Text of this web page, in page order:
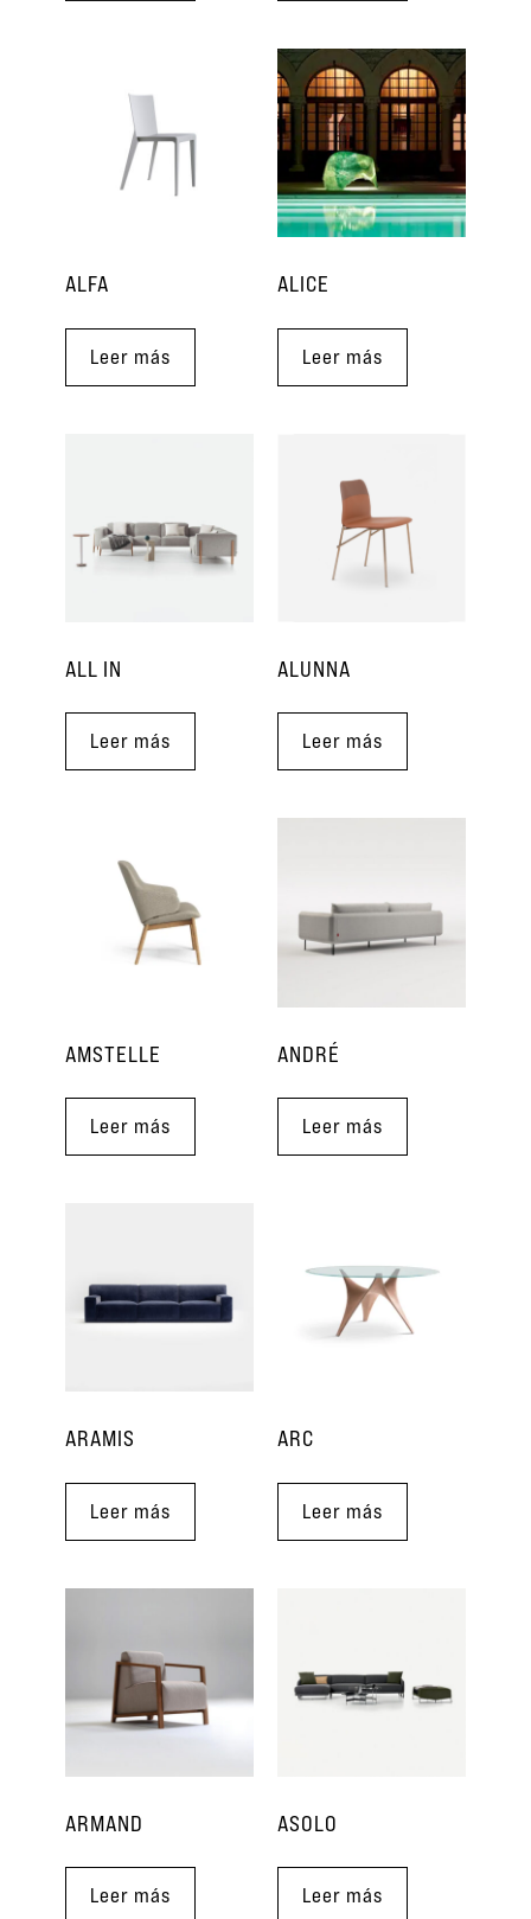
ALFA
Leer más
ALICE
Leer más
ALL IN
Leer más
ALUNNA
Leer más
AMSTELLE
Leer más
ANDRÉ
Leer más
ARAMIS
Leer más
ARC
Leer más
ARMAND
Leer más
ASOLO
Leer más